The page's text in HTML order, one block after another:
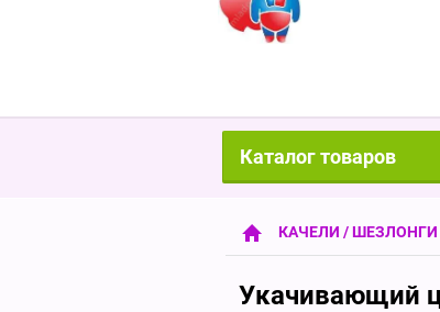
КАЧЕЛИ /
Укачивающий
Каталог товаров